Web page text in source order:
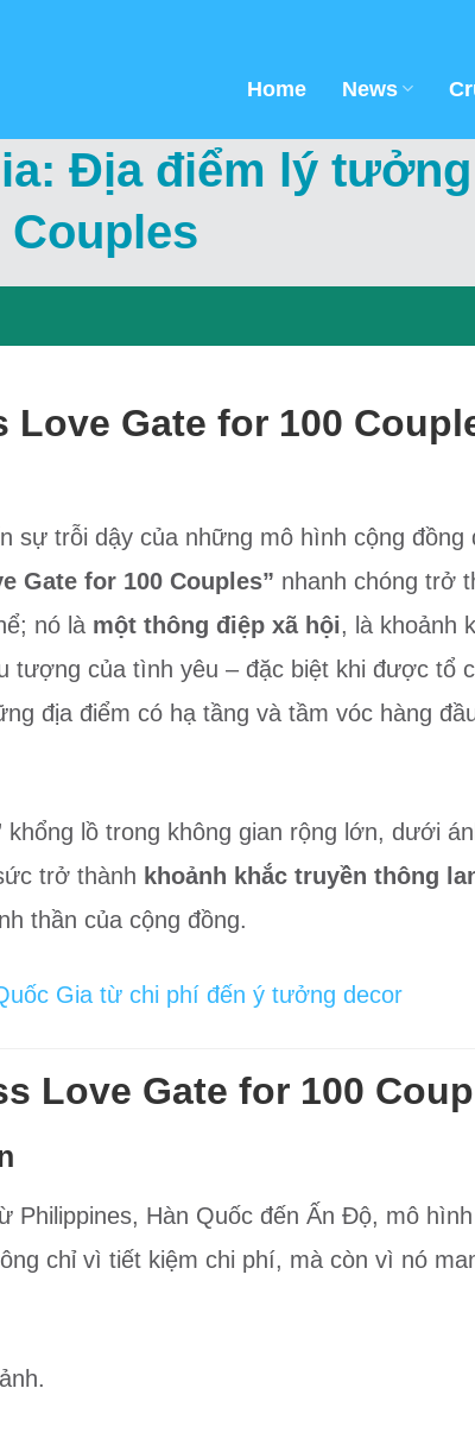
Home News
Địa điểm lý
Couples
Gate for 100
sự trỗi dậy của những mô hình cộng đồng
Gate for 100 Couples” nhanh chóng trở
nó là một thông điệp xã hội, là khoảnh
tượng của tình yêu – đặc biệt khi được tổ
địa điểm có hạ tầng và tầm vóc hàng
lồ trong không gian rộng lớn, dưới
trở thành khoảnh khắc truyền thông
thần của cộng đồng.
Gia từ chi phí đến ý tưởng decor
Love Gate for 100
Philippines, Hàn Quốc đến Ấn Độ, mô
chỉ vì tiết kiệm chi phí, mà còn vì nó